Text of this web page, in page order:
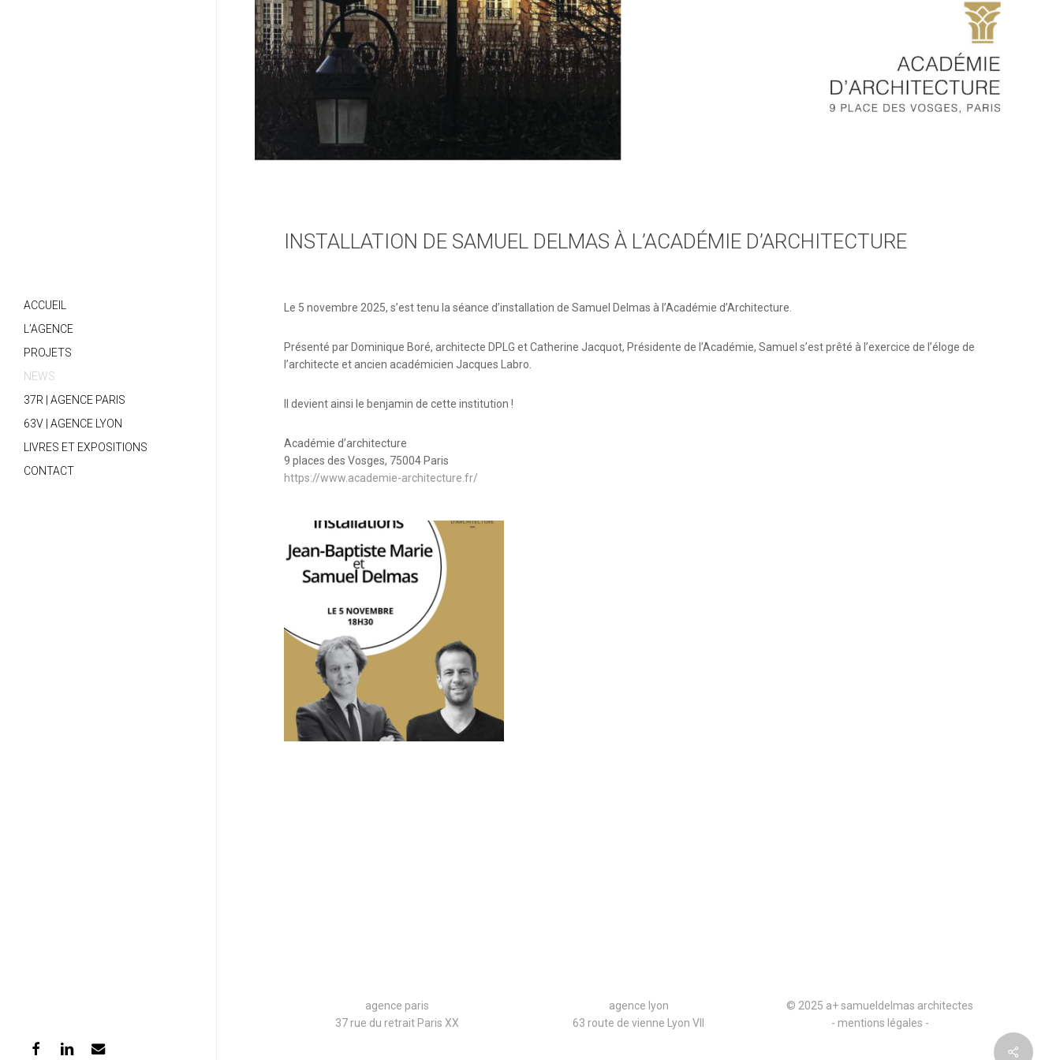
ACCUEIL
L’AGENCE
PROJETS
NEWS
37R | AGENCE PARIS
63V | AGENCE LYON
LIVRES ET EXPOSITIONS
CONTACT
facebooklinkedinemail
INSTALLATION DE SAMUEL DELMAS À L’ACADÉMIE D’ARCHITECTURE
Le 5 novembre 2025, s’est tenu la séance d’installation de Samuel Delmas à l’Académie d’Architecture.
Présenté par Dominique Boré, architecte DPLG et Catherine Jacquot, Présidente de l’Académie, Samuel s’est prêté à l’exercice de l’éloge de
l’architecte et ancien académicien Jacques Labro.
Il devient ainsi le benjamin de cette institution !
Académie d’architecture
9 places des Vosges, 75004 Paris
https://www.academie-architecture.fr/
1762355564813
Share
agence paris
37 rue du retrait Paris XX
agence lyon
63 route de vienne Lyon VII
© 2025 a+ samueldelmas architectes
- mentions légales -